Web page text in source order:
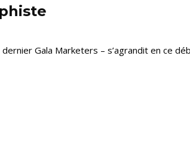
Gala Marketers – s’agrandit en ce